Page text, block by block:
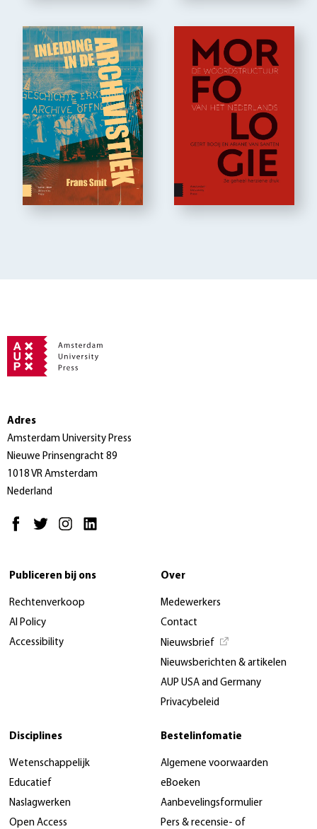
Adres
Amsterdam University Press
Nieuwe Prinsengracht 89
1018 VR Amsterdam
Nederland
Publiceren bij ons
Rechtenverkoop
AI Policy
Accessibility
Over
Medewerkers
Contact
Nieuwsbrief
Nieuwsberichten & artikelen
AUP USA and Germany
Privacybeleid
Disciplines
Wetenschappelijk
Educatief
Naslagwerken
Open Access
Bestelinfomatie
Algemene voorwaarden
eBoeken
Aanbevelingsformulier
Pers & recensie- of